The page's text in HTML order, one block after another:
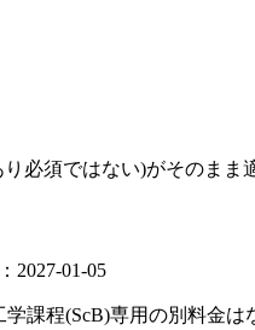
須ではない)がそのまま
2027-01-05
課程(ScB)専用の別料金は